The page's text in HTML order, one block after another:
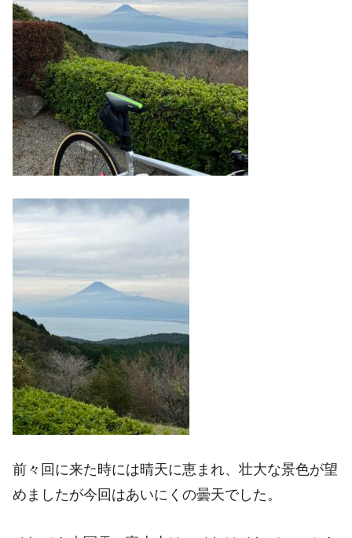
前々回に来た時には晴天に恵まれ、壮大な景色が望
めましたが今回はあいにくの曇天でした。